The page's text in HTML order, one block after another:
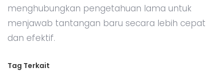
menghubungkan pengetahuan lama untuk
menjawab tantangan baru secara lebih cepat
dan efektif.
Tag Terkait